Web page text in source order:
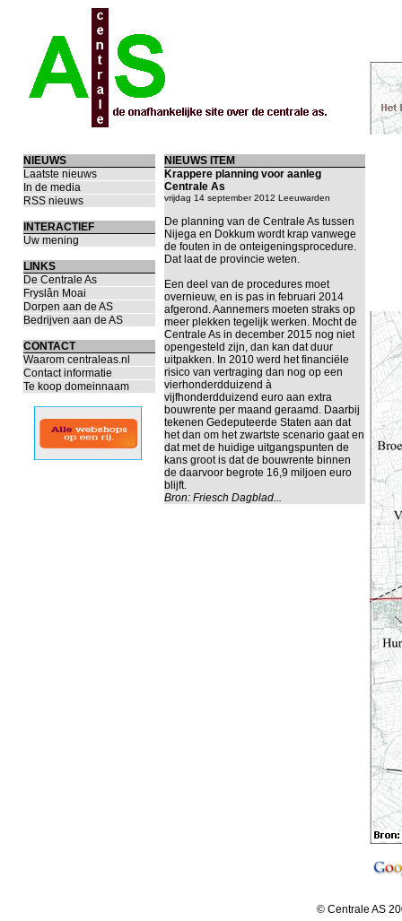
NIEUWS
Laatste nieuws
In de media
RSS nieuws
INTERACTIEF
Uw mening
LINKS
De Centrale As
Fryslân Moai
Dorpen aan de AS
Bedrijven aan de AS
CONTACT
Waarom centraleas.nl
Contact informatie
Te koop domeinnaam
NIEUWS ITEM
Krappere planning voor aanleg
Centrale As
vrijdag 14 september 2012 Leeuwarden
De planning van de Centrale As tussen
Nijega en Dokkum wordt krap vanwege
de fouten in de onteigeningsprocedure.
Dat laat de provincie weten.
Een deel van de procedures moet
overnieuw, en is pas in februari 2014
afgerond. Aannemers moeten straks op
meer plekken tegelijk werken. Mocht de
Centrale As in december 2015 nog niet
opengesteld zijn, dan kan dat duur
uitpakken. In 2010 werd het financiële
risico van vertraging dan nog op een
vierhonderdduizend à
vijfhonderdduizend euro aan extra
bouwrente per maand geraamd. Daarbij
tekenen Gedeputeerde Staten aan dat
het dan om het zwartste scenario gaat en
dat met de huidige uitgangspunten de
kans groot is dat de bouwrente binnen
de daarvoor begrote 16,9 miljoen euro
blijft.
Bron: Friesch Dagblad...
© Centrale AS